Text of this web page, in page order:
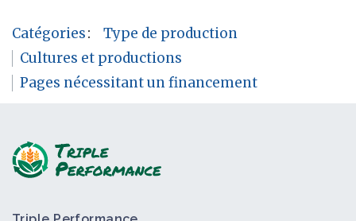
Catégories:
Type de production
Cultures et productions
Pages nécessitant un financement